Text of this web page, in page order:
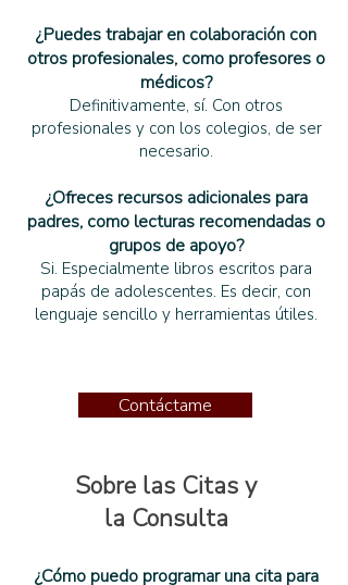
¿Puedes trabajar en colaboración con
otros profesionales, como profesores o
médicos?
Definitivamente, sí. Con otros
profesionales y con los colegios, de ser
necesario.
¿Ofreces recursos adicionales para
padres, como lecturas recomendadas o
grupos de apoyo?
Si. Especialmente libros escritos para
papás de adolescentes. Es decir, con
lenguaje sencillo y herramientas útiles.
Contáctame
Sobre las Citas y
la Consulta
¿Cómo puedo programar una cita para